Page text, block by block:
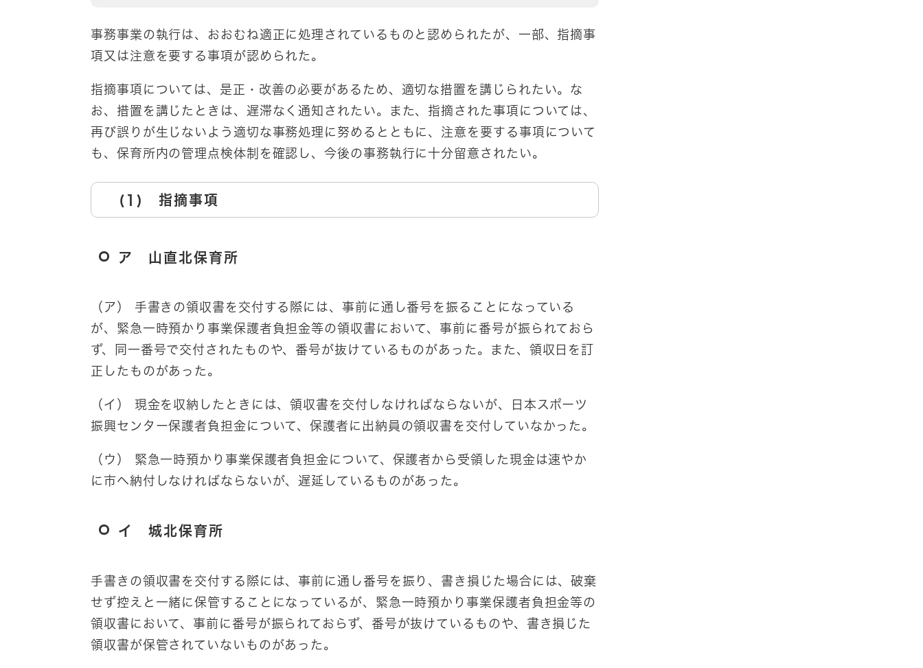
事務事業の執行は、おおむね適正に処理されているものと認められたが、一部、指摘事
項又は注意を要する事項が認められた。
指摘事項については、是正・改善の必要があるため、適切な措置を講じられたい。な
お、措置を講じたときは、遅滞なく通知されたい。また、指摘された事項については、
再び誤りが生じないよう適切な事務処理に努めるとともに、注意を要する事項について
も、保育所内の管理点検体制を確認し、今後の事務執行に十分留意されたい。
(1) 指摘事項
ア 山直北保育所
（ア） 手書きの領収書を交付する際には、事前に通し番号を振ることになっている
が、緊急一時預かり事業保護者負担金等の領収書において、事前に番号が振られておら
ず、同一番号で交付されたものや、番号が抜けているものがあった。また、領収日を訂
正したものがあった。
（イ） 現金を収納したときには、領収書を交付しなければならないが、日本スポーツ
振興センター保護者負担金について、保護者に出納員の領収書を交付していなかった。
（ウ） 緊急一時預かり事業保護者負担金について、保護者から受領した現金は速やか
に市へ納付しなければならないが、遅延しているものがあった。
イ 城北保育所
手書きの領収書を交付する際には、事前に通し番号を振り、書き損じた場合には、破棄
せず控えと一緒に保管することになっているが、緊急一時預かり事業保護者負担金等の
領収書において、事前に番号が振られておらず、番号が抜けているものや、書き損じた
領収書が保管されていないものがあった。